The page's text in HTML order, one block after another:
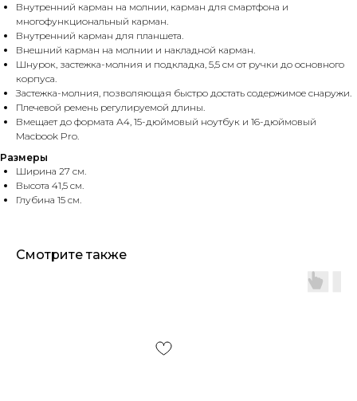
Внутренний карман на молнии, карман для смартфона и
многофункциональный карман.
Внутренний карман для планшета.
Внешний карман на молнии и накладной карман.
Шнурок, застежка-молния и подкладка, 5,5 см от ручки до основного
корпуса.
Застежка-молния, позволяющая быстро достать содержимое снаружи.
Плечевой ремень регулируемой длины.
Вмещает до формата А4, 15-дюймовый ноутбук и 16-дюймовый
Macbook Pro.
Размеры
Ширина 27 см.
Высота 41,5 см.
Глубина 15 см.
Смотрите также